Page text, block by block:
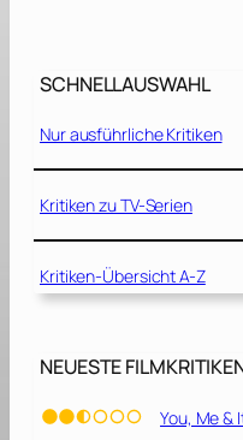
2
2
1
]
SCHNELLAUSWAHL
Nur ausführliche Kritiken
Kritiken zu TV-Serien
Kritiken-Übersicht A-Z
NEUESTE
You, Me &